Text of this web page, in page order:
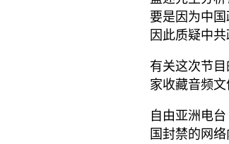
要是因为中
因此质疑中共
有关这次节
家收藏音频文
自由亚洲电
国封禁的网络